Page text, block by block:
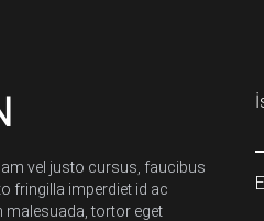
vel justo cursus, faucibus
fringilla imperdiet id ac
malesuada, tortor eget